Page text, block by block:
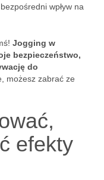
wpływ na
Jogging w
bezpieczeństwo,
do
możesz zabrać ze
efekty